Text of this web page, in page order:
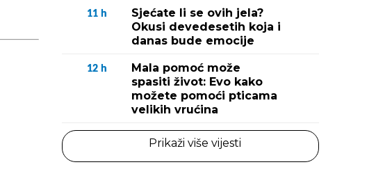
11 h
Sjećate li se ovih jela?
Okusi devedesetih koja i
danas bude emocije
12 h
Mala pomoć može
spasiti život: Evo kako
možete pomoći pticama
velikih vrućina
Prikaži više vijesti